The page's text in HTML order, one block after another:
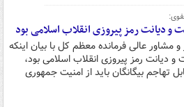
و دیانت رمز پیروزی انقلاب اسلامی بود
و مشاور عالی فرمانده معظم کل با بیان اینکه
و دیانت رمز پیروزی انقلاب اسلامی بود،
تهاجم بیگانگان باید از امنیت جمهوری